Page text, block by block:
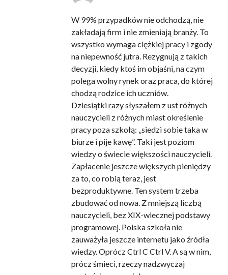
W 99% przypadków nie odchodzą, nie
zakładają firm i nie zmieniają branży. To
wszystko wymaga ciężkiej pracy i zgody
na niepewność jutra. Rezygnują z takich
decyzji, kiedy ktoś im objaśni, na czym
polega wolny rynek oraz praca, do której
chodzą rodzice ich uczniów.
Dziesiątki razy słyszałem z ust różnych
nauczycieli z różnych miast określenie
pracy poza szkołą: „siedzi sobie taka w
biurze i pije kawę”. Taki jest poziom
wiedzy o świecie większości nauczycieli.
Zapłacenie jeszcze większych pieniędzy
za to, co robią teraz, jest
bezproduktywne. Ten system trzeba
zbudować od nowa. Z mniejszą liczbą
nauczycieli, bez XIX-wiecznej podstawy
programowej. Polska szkoła nie
zauważyła jeszcze internetu jako źródła
wiedzy. Oprócz Ctrl C Ctrl V. A są w nim,
prócz śmieci, rzeczy nadzwyczaj